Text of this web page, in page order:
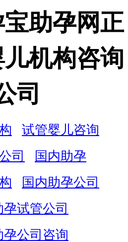
助孕网正
机构咨询
司
试管婴儿咨询
司
国内助孕
国内助孕公司
孕试管公司
孕公司咨询